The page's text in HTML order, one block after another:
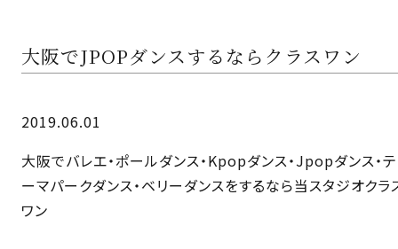
大阪でJPOPダンスするならクラスワン
2019.06.01
大阪でバレエ・ポールダンス・Kpopダンス・Jpopダンス・テ
ーマパークダンス・ベリーダンスをするなら当スタジオクラ
ワン